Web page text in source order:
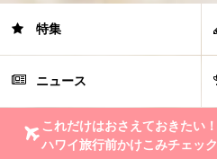
特集
ニュース
これだけはおさえておきたい！
ハワイ旅行前かけこみチェック